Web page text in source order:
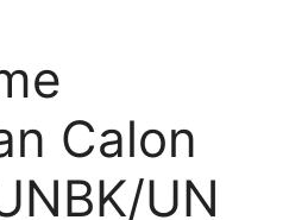
Calon
UN